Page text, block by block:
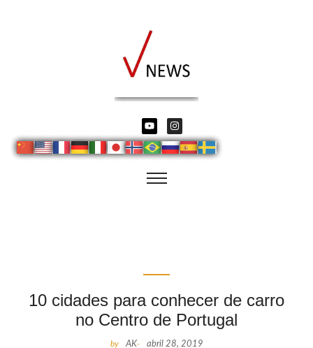
10 cidades para conhecer de carro
no Centro de Portugal
by AK- abril 28, 2019